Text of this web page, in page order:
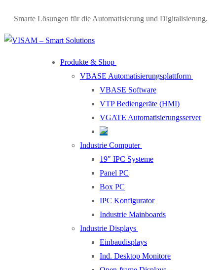
content
Smarte Lösungen für die Automatisierung und Digitalisierung.
Produkte & Shop
VBASE Automatisierungsplattform
VBASE Software
VTP Bediengeräte (HMI)
VGATE Automatisierungsserver
Industrie Computer
19″ IPC Systeme
Panel PC
Box PC
IPC Konfigurator
Industrie Mainboards
Industrie Displays
Einbaudisplays
Ind. Desktop Monitore